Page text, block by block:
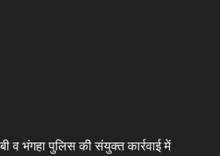
व भंगहा पुलिस की संयुक्त कार्रवाई में